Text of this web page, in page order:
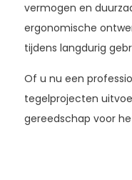
vermogen en
ergonomische
tijdens langdurig
Of u nu een
tegelprojecten
gereedschap voor